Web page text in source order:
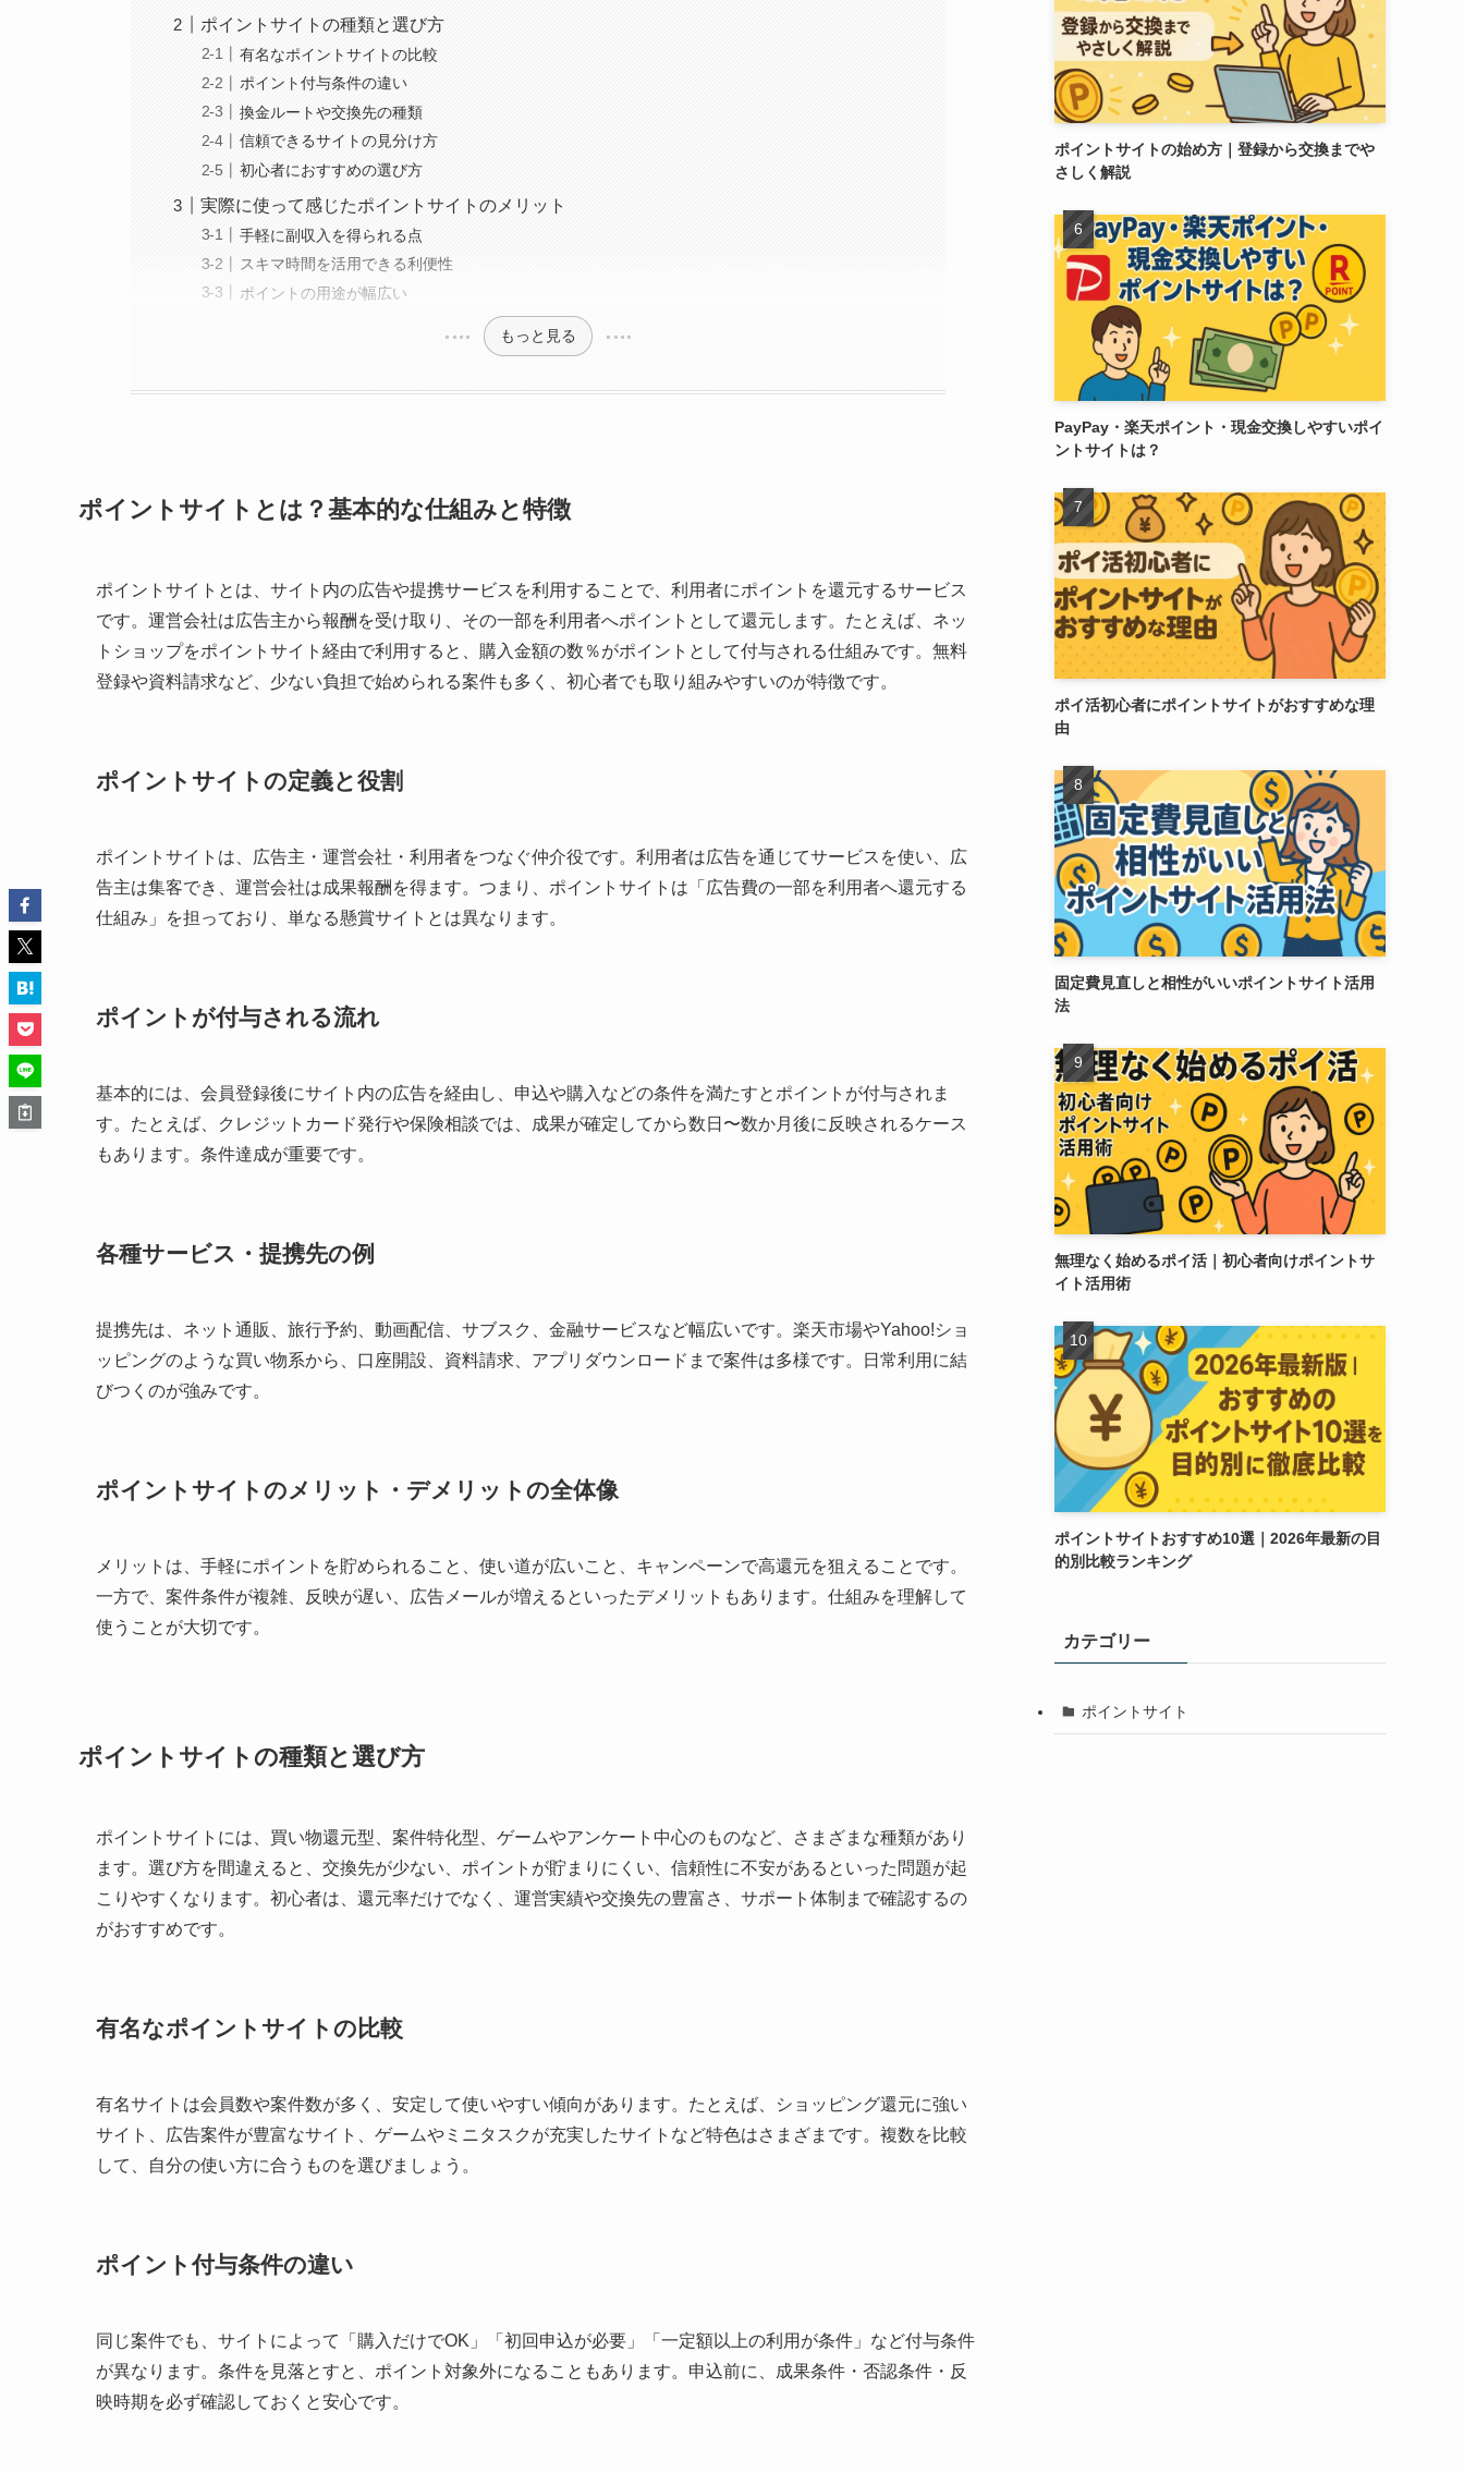
ポイントサイトの種類と選び方
有名なポイントサイトの比較
ポイント付与条件の違い
換金ルートや交換先の種類
信頼できるサイトの見分け方
初心者におすすめの選び方
実際に使って感じたポイントサイトのメリット
手軽に副収入を得られる点
スキマ時間を活用できる利便性
ポイントの用途が幅広い
もっと見る
ポイントサイトとは？基本的な仕組みと特徴
ポイントサイトとは、サイト内の広告や提携サービスを利用することで、利用者にポイントを還元するサービス
です。運営会社は広告主から報酬を受け取り、その一部を利用者へポイントとして還元します。たとえば、ネッ
トショップをポイントサイト経由で利用すると、購入金額の数％がポイントとして付与される仕組みです。無料
登録や資料請求など、少ない負担で始められる案件も多く、初心者でも取り組みやすいのが特徴です。
ポイントサイトの定義と役割
ポイントサイトは、広告主・運営会社・利用者をつなぐ仲介役です。利用者は広告を通じてサービスを使い、広
告主は集客でき、運営会社は成果報酬を得ます。つまり、ポイントサイトは「広告費の一部を利用者へ還元する
仕組み」を担っており、単なる懸賞サイトとは異なります。
ポイントが付与される流れ
基本的には、会員登録後にサイト内の広告を経由し、申込や購入などの条件を満たすとポイントが付与されま
す。たとえば、クレジットカード発行や保険相談では、成果が確定してから数日〜数か月後に反映されるケース
もあります。条件達成が重要です。
各種サービス・提携先の例
提携先は、ネット通販、旅行予約、動画配信、サブスク、金融サービスなど幅広いです。楽天市場やYahoo!ショ
ッピングのような買い物系から、口座開設、資料請求、アプリダウンロードまで案件は多様です。日常利用に結
びつくのが強みです。
ポイントサイトのメリット・デメリットの全体像
メリットは、手軽にポイントを貯められること、使い道が広いこと、キャンペーンで高還元を狙えることです。
一方で、案件条件が複雑、反映が遅い、広告メールが増えるといったデメリットもあります。仕組みを理解して
使うことが大切です。
ポイントサイトの種類と選び方
ポイントサイトには、買い物還元型、案件特化型、ゲームやアンケート中心のものなど、さまざまな種類があり
ます。選び方を間違えると、交換先が少ない、ポイントが貯まりにくい、信頼性に不安があるといった問題が起
こりやすくなります。初心者は、還元率だけでなく、運営実績や交換先の豊富さ、サポート体制まで確認するの
がおすすめです。
有名なポイントサイトの比較
有名サイトは会員数や案件数が多く、安定して使いやすい傾向があります。たとえば、ショッピング還元に強い
サイト、広告案件が豊富なサイト、ゲームやミニタスクが充実したサイトなど特色はさまざまです。複数を比較
して、自分の使い方に合うものを選びましょう。
ポイント付与条件の違い
同じ案件でも、サイトによって「購入だけでOK」「初回申込が必要」「一定額以上の利用が条件」など付与条件
が異なります。条件を見落とすと、ポイント対象外になることもあります。申込前に、成果条件・否認条件・反
映時期を必ず確認しておくと安心です。
ポイントサイトの始め方｜登録から交換までや
さしく解説
PayPay・楽天ポイント・現金交換しやすいポイ
ントサイトは？
ポイ活初心者にポイントサイトがおすすめな理
由
固定費見直しと相性がいいポイントサイト活用
法
無理なく始めるポイ活｜初心者向けポイントサ
イト活用術
ポイントサイトおすすめ10選｜2026年最新の目
的別比較ランキング
カテゴリー
ポイントサイト